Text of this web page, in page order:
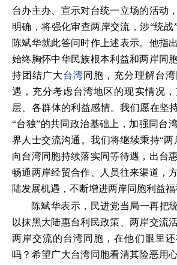
台办主办、宣示对台统一立场的活动
明确，将强化审查两岸交流，涉“统战
陈斌华就此答问时作上述表示。他指
始终胸怀中华民族根本利益和两岸同
持团结广大台湾同胞，充分理解台
遇，充分考虑台湾地区的现实情况
层、各群体的利益感情。我们愿在坚
“台独”的共同政治基础上，加强同台
界人士交流沟通。我们将继续秉持“两
向台湾同胞持续落实同等待遇，出台
畅通两岸经贸合作、人员往来渠道，
陆发展机遇，不断增进两岸同胞利益福
陈斌华表示，民进党当局一再把
以抹黑大陆惠台利民政策、两岸交流
两岸交流的台湾同胞，在他们眼里
吗？希望广大台湾同胞看清其险恶用